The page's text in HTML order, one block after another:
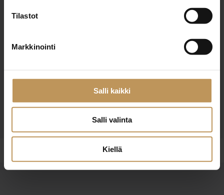
Tilastot
Markkinointi
Salli kaikki
Salli valinta
Kiellä
Haluan että minuun otetaan yhteyttä puhelimitse